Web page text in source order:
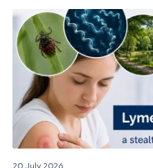
20 July 2026